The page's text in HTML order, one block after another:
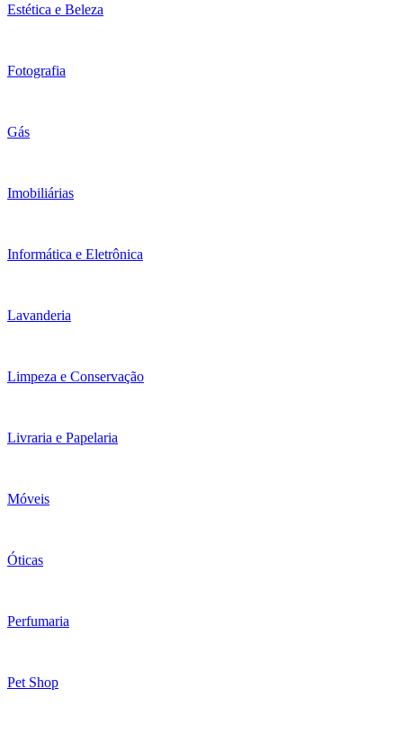
Estética e Beleza
Fotografia
Gás
Imobiliárias
Informática e Eletrônica
Lavanderia
Limpeza e Conservação
Livraria e Papelaria
Móveis
Óticas
Perfumaria
Pet Shop